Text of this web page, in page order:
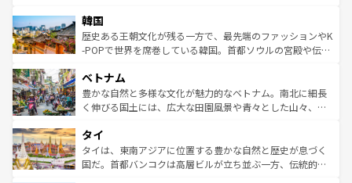
ワイを、存分に味わってほしい。 なお、新着のハワイ情報
はコンテンツ一覧を参照してほしい。
いる。アクティビティも充実しており、サーフィンやダイ
ビング、ハイキングなど、アウトドア好きにはたまらな
い。オーストラリアの多彩な魅力を存分に味わいつくそ
参照してほしい。
ン）、静ひつな山岳地帯である台湾東部など、都市の喧騒
と山間の静けさが共存しており、訪れる人に新しい発見と
驚きをもたらしてくれる。また、奥深い台湾の食文化も魅
容にもいいと評判のスイーツなど、バラエティ豊かな料理
が味わえる。 なお、新着の台湾情報は コンテンツ一覧を参
照してほしい。
韓国
歴史ある王朝文化が残る一方で、最先端のファッションやK
-POPで世界を席巻している韓国。首都ソウルの宮殿や伝統
き、地方に足を延ばせば四季折々の自然美を楽しむことが
できる。そして、キムチや焼肉、絶品のストリートフード
まで、さまざまな韓国料理が待っている。夜には、韓国な
リティに包まれながら、韓国の多彩な魅力を心ゆくまで味
わってみてほしい。 なお、新着の韓国情報はコンテンツ一
覧を参照してほしい。
ベトナム
豊かな自然と多様な文化が魅力的なベトナム。南北に細長
く伸びる国土には、広大な田園風景や青々とした山々、世
急速な発展と共に伝統が息づく。ハノイの古い町並みやホ
ーチミン市のフランス統治時代の建物も、独特の雰囲気を
醸し出している。また、バラエティの豊かさとおいしさで
タイ
タイは、東南アジアに位置する豊かな自然と歴史が息づく
国だ。首都バンコクは高層ビルが立ち並ぶ一方、伝統的な